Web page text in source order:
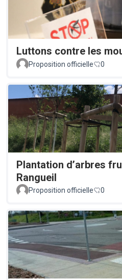
Luttons contre les
Proposition officielle
0
Plantation d’arbres
Rangueil
Proposition officielle 0